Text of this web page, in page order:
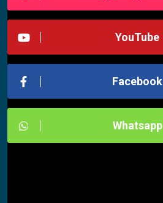
YouTube
Facebook
Whatsapp